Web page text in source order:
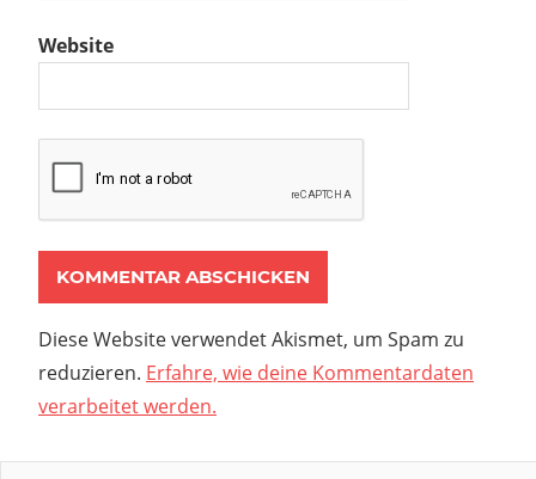
Website
Diese Website verwendet Akismet, um Spam zu
reduzieren. Erfahre, wie deine Kommentardaten
verarbeitet werden.